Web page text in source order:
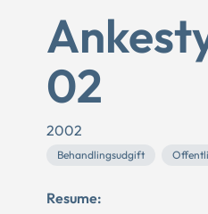
02
2002
Behandlingsudgift
Resume: